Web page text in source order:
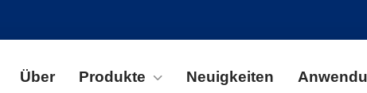
Über
Produkte Neuigkeiten